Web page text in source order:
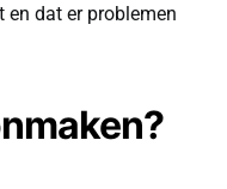
en dat er problemen